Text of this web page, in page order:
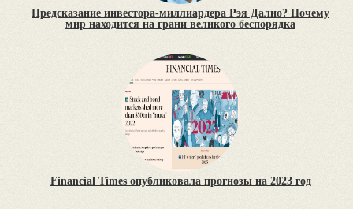
Предсказание инвестора-миллиардера Рэя Далио? Почему
мир находится на грани великого беспорядка
Financial Times опубликовала прогнозы на 2023 год